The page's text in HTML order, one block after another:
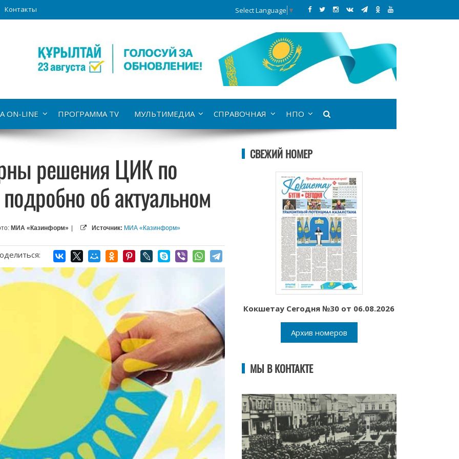
Контакты Select Language ▼
ON-LINE ПРОГРАММА TV МУЛЬТИМЕДИА СПРАВОЧНАЯ НПО
решения ЦИК по
об актуальном
МИА «Казинформ» | Источник: МИА «Казинформ»
СВЕЖИЙ НОМЕР
Кокшетау Сегодня №30 от 06.08.2026
Архив номеров
МЫ В КОНТАКТЕ